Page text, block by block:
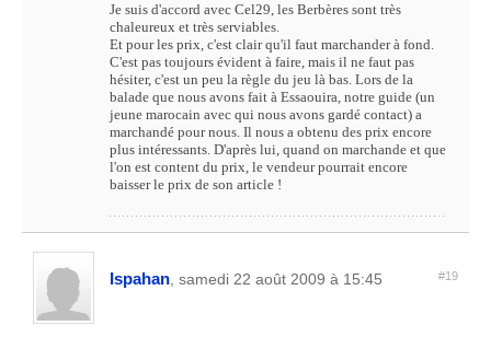
Je suis d'accord avec Cel29, les Berbères sont très
chaleureux et très serviables.
Et pour les prix, c'est clair qu'il faut marchander à fond.
C'est pas toujours évident à faire, mais il ne faut pas
hésiter, c'est un peu la règle du jeu là bas. Lors de la
balade que nous avons fait à Essaouira, notre guide (un
jeune marocain avec qui nous avons gardé contact) a
marchandé pour nous. Il nous a obtenu des prix encore
plus intéressants. D'après lui, quand on marchande et que
l'on est content du prix, le vendeur pourrait encore
baisser le prix de son article !
Ispahan , samedi 22 août 2009 à 15:45 #19